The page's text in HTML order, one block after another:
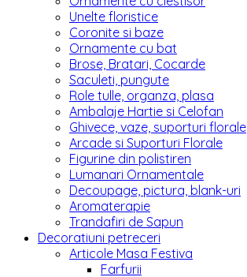
Unelte floristice
Coronite si baze
Ornamente cu bat
Brose, Bratari, Cocarde
Saculeti, pungute
Role tulle, organza, plasa
Ambalaje Hartie si Celofan
Ghivece, vaze, suporturi florale
Arcade si Suporturi Florale
Figurine din polistiren
Lumanari Ornamentale
Decoupage, pictura, blank-uri
Aromaterapie
Trandafiri de Sapun
Decoratiuni petreceri
Articole Masa Festiva
Farfurii